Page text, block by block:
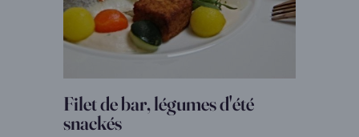
Filet de bar, légumes d'été
snackés